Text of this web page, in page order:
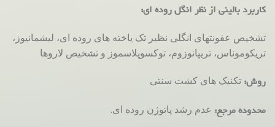
کاربرد بالینی از نظر انگل روده ای:
تشخیص عفونتهای انگلی نظیر تک یاخته های روده ای، لیشمانیوز،
تریکوموناس، تریپانوزوم، توکسوپلاسموز و تشخیص لاروها
روش: تکنیک های کشت سنتی
محدوده مرجع: عدم رشد پاتوژن روده ای.